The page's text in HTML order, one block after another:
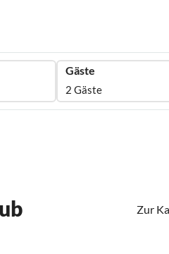
Gäste
2 Gäste
Zur